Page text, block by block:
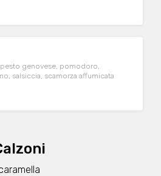
genovese, pomodoro,
salsiccia, scamorza affumicata